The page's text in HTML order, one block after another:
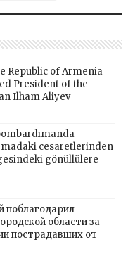
Republic of Armenia
President of the
Ilham Aliyev
cesaretlerinden
gönüllülere
поблагодарил
области за
пострадавших от